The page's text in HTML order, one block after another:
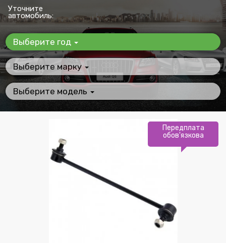
Уточните
автомобиль:
Выберите год
Выберите марку
Выберите модель
Передплата
обов'язкова